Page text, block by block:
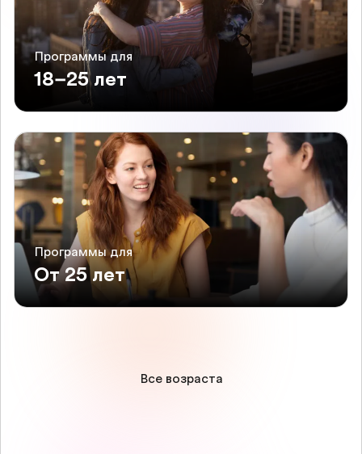
Программы для
18–25 лет
Программы для
От 25 лет
Все возраста